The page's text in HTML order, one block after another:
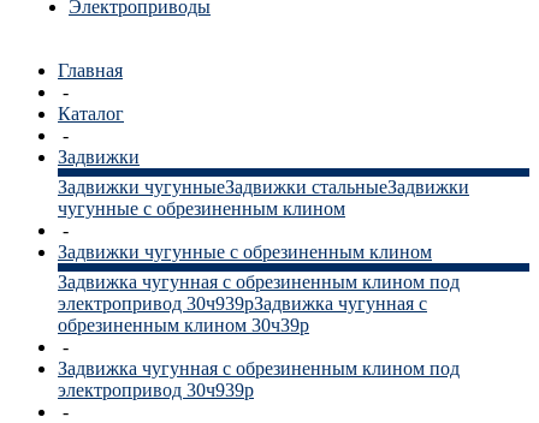
Электроприводы
Главная
-
Каталог
-
Задвижки
Задвижки чугунныеЗадвижки стальныеЗадвижки
чугунные с обрезиненным клином
-
Задвижки чугунные с обрезиненным клином
Задвижка чугунная с обрезиненным клином под
электропривод 30ч939рЗадвижка чугунная с
обрезиненным клином 30ч39р
-
Задвижка чугунная с обрезиненным клином под
электропривод 30ч939р
-